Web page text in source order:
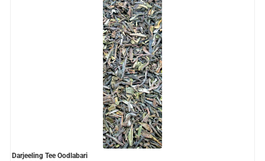
Darjeeling Tee Oodlabari